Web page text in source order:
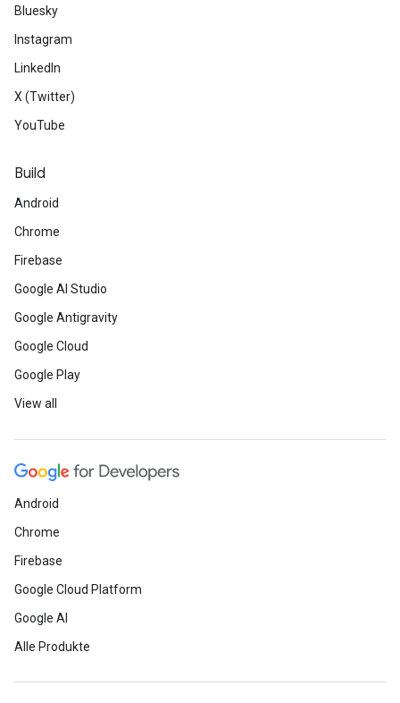
Bluesky
Instagram
LinkedIn
X (Twitter)
YouTube
Build
Android
Chrome
Firebase
Google AI Studio
Google Antigravity
Google Cloud
Google Play
View all
Android
Chrome
Firebase
Google Cloud Platform
Google AI
Alle Produkte